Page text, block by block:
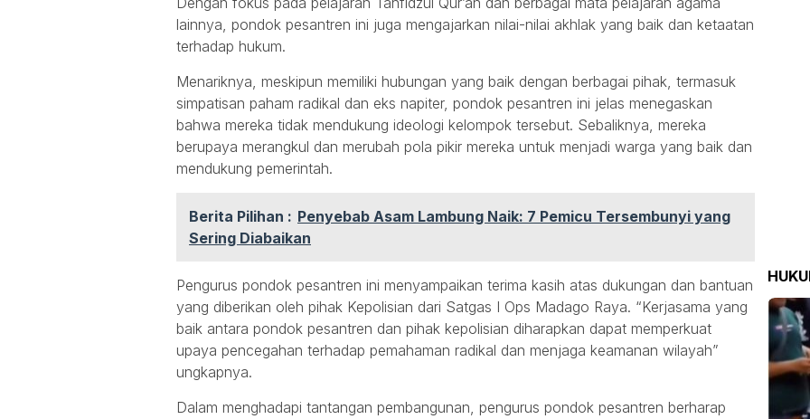
lainnya, pondok pesantren ini juga mengajarkan nilai-nilai akhlak yang baik dan ketaatan
terhadap hukum.
Menariknya, meskipun memiliki hubungan yang baik dengan berbagai pihak, termasuk
simpatisan paham radikal dan eks napiter, pondok pesantren ini jelas menegaskan
bahwa mereka tidak mendukung ideologi kelompok tersebut. Sebaliknya, mereka
berupaya merangkul dan merubah pola pikir mereka untuk menjadi warga yang baik dan
mendukung pemerintah.
Berita Pilihan : Penyebab Asam Lambung Naik: 7 Pemicu Tersembunyi yang
Sering Diabaikan
Pengurus pondok pesantren ini menyampaikan terima kasih atas dukungan dan bantuan
yang diberikan oleh pihak Kepolisian dari Satgas I Ops Madago Raya. “Kerjasama yang
baik antara pondok pesantren dan pihak kepolisian diharapkan dapat memperkuat
upaya pencegahan terhadap pemahaman radikal dan menjaga keamanan wilayah”
ungkapnya.
Dalam menghadapi tantangan pembangunan, pengurus pondok pesantren berharap